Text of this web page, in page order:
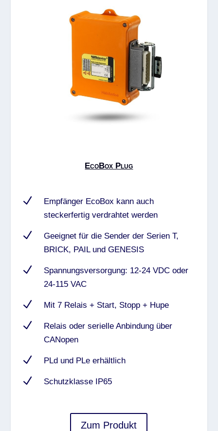
EcoBox Plug
N
Empfänger EcoBox kann auch
steckerfertig verdrahtet werden
N
Geeignet für die Sender der Serien T,
BRICK, PAIL und GENESIS
N
Spannungsversorgung: 12-24 VDC oder
24-115 VAC
N Mit 7 Relais + Start, Stopp + Hupe
N
Relais oder serielle Anbindung über
CANopen
N PLd und PLe erhältlich
N Schutzklasse IP65
Zum Produkt